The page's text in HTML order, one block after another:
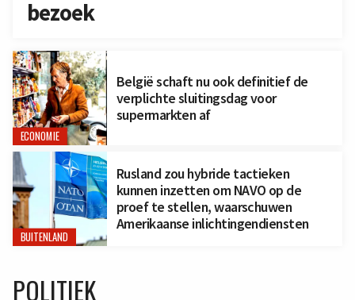
bezoek
ECONOMIE
België schaft nu ook definitief de
verplichte sluitingsdag voor
supermarkten af
BUITENLAND
Rusland zou hybride tactieken
kunnen inzetten om NAVO op de
proef te stellen, waarschuwen
Amerikaanse inlichtingendiensten
POLITIEK